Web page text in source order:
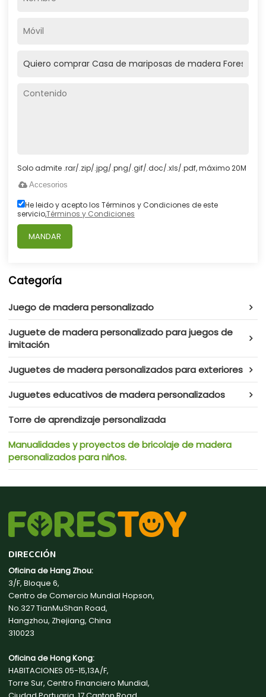
Solo admite .rar/.zip/.jpg/.png/.gif/.doc/.xls/.pdf, máximo 20M
Accesorios
He leido y acepto los Términos y Condiciones de este
servicio,Términos y Condiciones
MANDAR
Categoría
Juego de madera personalizado
Juguete de madera personalizado para juegos de
imitación
Juguetes de madera personalizados para exteriores
Juguetes educativos de madera personalizados
Torre de aprendizaje personalizada
Manualidades y proyectos de bricolaje de madera
personalizados para niños.
DIRECCIÓN
Oficina de Hang Zhou:
3/F, Bloque 6,
Centro de Comercio Mundial Hopson,
No.327 TianMuShan Road,
Hangzhou, Zhejiang, China
310023
Oficina de Hong Kong:
HABITACIONES 05-15,13A/F,
Torre Sur, Centro Financiero Mundial,